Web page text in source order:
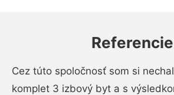
Referencie
Cez túto spoločnosť som si
komplet 3 izbový byt a s